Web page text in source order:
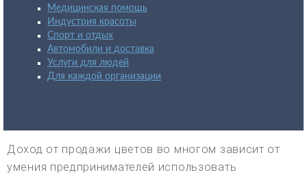
Медицинская помощь
Индустрия красоты
Спорт и отдых
Автомобили и доставка
Услуги для людей
Для каждой организации
Доход от продажи цветов во многом зависит от
умения предпринимателей использовать